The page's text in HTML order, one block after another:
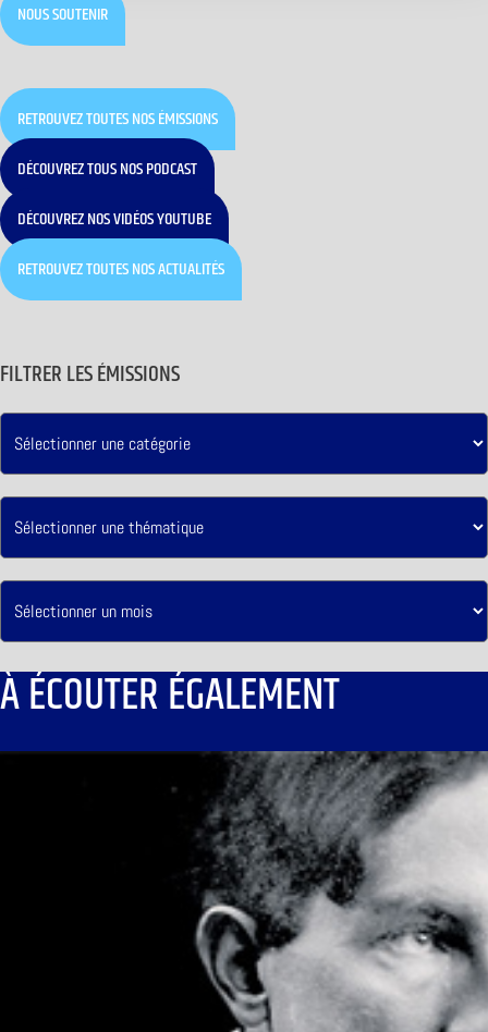
NOUS SOUTENIR
RETROUVEZ TOUTES NOS ÉMISSIONS
DÉCOUVREZ TOUS NOS PODCAST
DÉCOUVREZ NOS VIDÉOS YOUTUBE
RETROUVEZ TOUTES NOS ACTUALITÉS
FILTRER LES ÉMISSIONS
À ÉCOUTER ÉGALEMENT